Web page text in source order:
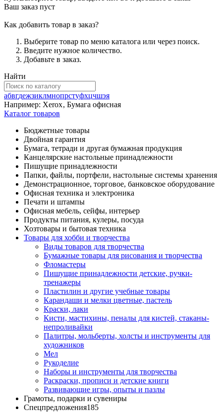
Ваш заказ пуст
Как добавить товар в заказ?
Выберите товар по меню каталога или через поиск.
Введите нужное количество.
Добавьте в заказ.
Найти
абвгдежзиклмнопрстуфхцчшэя
Например: Xerox, Бумага офисная
Каталог товаров
Бюджетные товары
Двойная гарантия
Бумага, тетради и другая бумажная продукция
Канцелярские настольные принадлежности
Пишущие принадлежности
Папки, файлы, портфели, настольные системы хранения
Демонстрационное, торговое, банковское оборудование
Офисная техника и электроника
Печати и штампы
Офисная мебель, сейфы, интерьер
Продукты питания, кулеры, посуда
Хозтовары и бытовая техника
Товары для хобби и творчества
Виды товаров для творчества
Бумажные товары для рисования и творчества
Фломастеры
Пишущие принадлежности детские, ручки-
тренажеры
Пластилин и другие учебные товары
Карандаши и мелки цветные, пастель
Краски, лаки
Кисти, мастихины, пеналы для кистей, стаканы-
непроливайки
Палитры, мольберты, холсты и инструменты для
художников
Мел
Рукоделие
Наборы и инструменты для творчества
Раскраски, прописи и детские книги
Развивающие игры, опыты и пазлы
Грамоты, подарки и сувениры
Спецпредложения185